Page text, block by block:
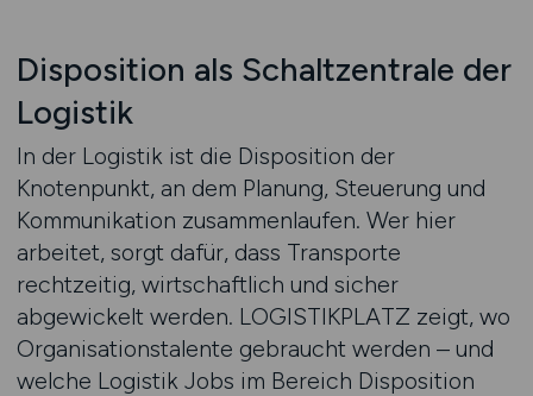
Disposition als Schaltzentrale der
Logistik
In der Logistik ist die Disposition der
Knotenpunkt, an dem Planung, Steuerung und
Kommunikation zusammenlaufen. Wer hier
arbeitet, sorgt dafür, dass Transporte
rechtzeitig, wirtschaftlich und sicher
abgewickelt werden. LOGISTIKPLATZ zeigt, wo
Organisationstalente gebraucht werden – und
welche Logistik Jobs im Bereich Disposition